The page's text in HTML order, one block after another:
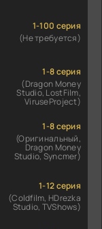
1-100 серия
(Не требуется)
1-8 серия
(Dragon Money
Studio, LostFilm,
ViruseProject)
1-8 серия
(Оригинальный,
Dragon Money
Studio, Syncmer)
1-12 серия
(Coldfilm, HDrezka
Studio, TVShows)